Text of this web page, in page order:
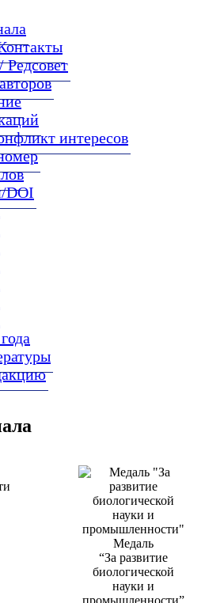
Редсовет
интересов
DOI
Медаль
“За развитие
биологической
науки и
промышленности”